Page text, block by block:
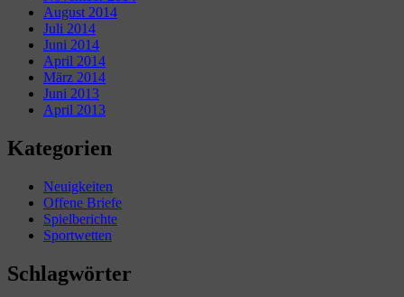
August 2014
Juli 2014
Juni 2014
April 2014
März 2014
Juni 2013
April 2013
Kategorien
Neuigkeiten
Offene Briefe
Spielberichte
Sportwetten
Schlagwörter